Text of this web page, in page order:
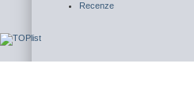
Recenze